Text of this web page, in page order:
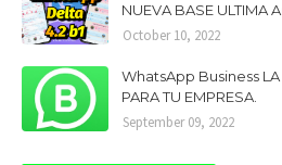
NUEVA BASE ULTIMA
October 10, 2022
WhatsApp Business LA
PARA TU EMPRESA.
September 09, 2022